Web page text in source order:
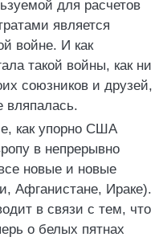
для расчетов
является
войне. И как
такой войны, как ни
союзников и друзей,
вляпалась.
как упорно США
в непрерывно
новые и новые
Афганистане, Ираке).
в связи с тем, что
о белых пятнах